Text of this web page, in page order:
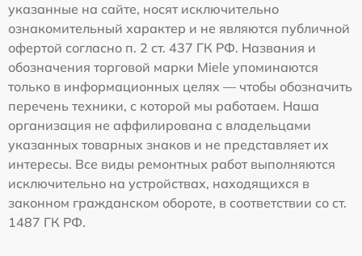
указанные на сайте, носят исключительно
ознакомительный характер и не являются публичной
офертой согласно п. 2 ст. 437 ГК РФ. Названия и
обозначения торговой марки Miele упоминаются
только в информационных целях — чтобы обозначить
перечень техники, с которой мы работаем. Наша
организация не аффилирована с владельцами
указанных товарных знаков и не представляет их
интересы. Все виды ремонтных работ выполняются
исключительно на устройствах, находящихся в
законном гражданском обороте, в соответствии со ст.
1487 ГК РФ.